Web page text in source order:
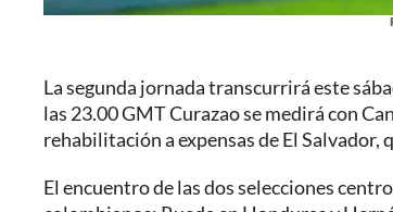
La segunda jornada transcurrirá este
las 23.00 GMT Curazao se medirá con
rehabilitación a expensas de El Salvador,
El encuentro de las dos selecciones